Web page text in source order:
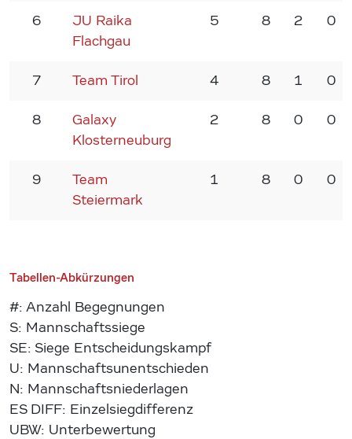
6
JU Raika
Flachgau
5 8 2 0
7 Team Tirol 4 8 1 0
8
Galaxy
Klosterneuburg
2 8 0 0
9
Team
Steiermark
1 8 0 0
Tabellen-Abkürzungen
#: Anzahl Begegnungen
S: Mannschaftssiege
SE: Siege Entscheidungskampf
U: Mannschaftsunentschieden
N: Mannschaftsniederlagen
ES DIFF: Einzelsiegdifferenz
UBW: Unterbewertung